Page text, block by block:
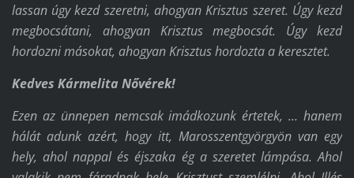
lassan úgy kezd szeretni, ahogyan Krisztus szeret. Úgy kezd
megbocsátani, ahogyan Krisztus megbocsát. Úgy kezd
hordozni másokat, ahogyan Krisztus hordozta a keresztet.
Kedves Kármelita Nővérek!
Ezen az ünnepen nemcsak imádkozunk értetek, ... hanem
hálát adunk azért, hogy itt, Marosszentgyörgyön van egy
hely, ahol nappal és éjszaka ég a szeretet lámpása. Ahol